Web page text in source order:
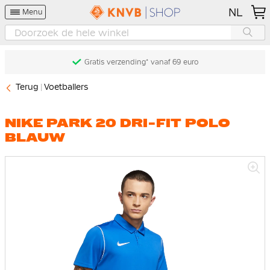
Menu NL
Gratis verzending* vanaf 69 euro
Terug Voetballers
NIKE PARK 20 DRI-FIT POLO
BLAUW